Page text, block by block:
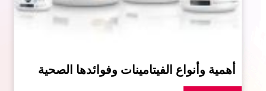
أهمية وأنواع الفيتامينات وفوائدها الصحية